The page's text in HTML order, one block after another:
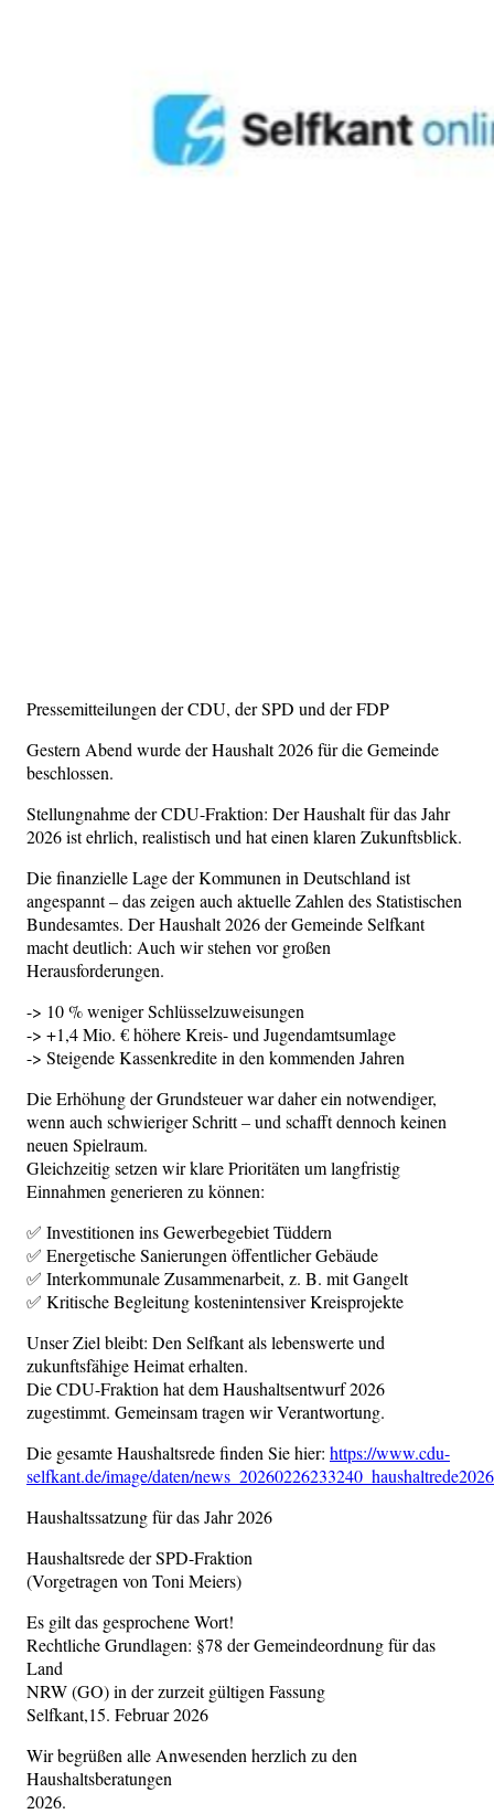
Pressemitteilungen der CDU, der SPD und der FDP
Gestern Abend wurde der Haushalt 2026 für die Gemeinde
beschlossen.
Stellungnahme der CDU-Fraktion: Der Haushalt für das Jahr
2026 ist ehrlich, realistisch und hat einen klaren Zukunftsblick.
Die finanzielle Lage der Kommunen in Deutschland ist
angespannt – das zeigen auch aktuelle Zahlen des Statistischen
Bundesamtes. Der Haushalt 2026 der Gemeinde Selfkant
macht deutlich: Auch wir stehen vor großen
Herausforderungen.
-> 10 % weniger Schlüsselzuweisungen
-> +1,4 Mio. € höhere Kreis- und Jugendamtsumlage
-> Steigende Kassenkredite in den kommenden Jahren
Die Erhöhung der Grundsteuer war daher ein notwendiger,
wenn auch schwieriger Schritt – und schafft dennoch keinen
neuen Spielraum.
Gleichzeitig setzen wir klare Prioritäten um langfristig
Einnahmen generieren zu können:
✅ Investitionen ins Gewerbegebiet Tüddern
✅ Energetische Sanierungen öffentlicher Gebäude
✅ Interkommunale Zusammenarbeit, z. B. mit Gangelt
✅ Kritische Begleitung kostenintensiver Kreisprojekte
Unser Ziel bleibt: Den Selfkant als lebenswerte und
zukunftsfähige Heimat erhalten.
Die CDU-Fraktion hat dem Haushaltsentwurf 2026
zugestimmt. Gemeinsam tragen wir Verantwortung.
Die gesamte Haushaltsrede finden Sie hier: https://www.cdu-
selfkant.de/image/daten/
Haushaltssatzung für das Jahr 2026
Haushaltsrede der SPD-Fraktion
(Vorgetragen von Toni Meiers)
Es gilt das gesprochene Wort!
Rechtliche Grundlagen: §78 der Gemeindeordnung für das
Land
NRW (GO) in der zurzeit gültigen Fassung
Selfkant,15. Februar 2026
Wir begrüßen alle Anwesenden herzlich zu den
Haushaltsberatungen
2026.